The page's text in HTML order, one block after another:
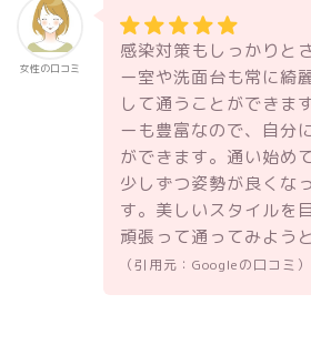
女性の口コミ
感染対策もしっかりと
ー室や洗面台も常に綺
して通うことができま
ーも豊富なので、自分
ができます。通い始め
少しずつ姿勢が良くな
す。美しいスタイルを
頑張って通ってみよう
（引用元：Googleの口コミ）